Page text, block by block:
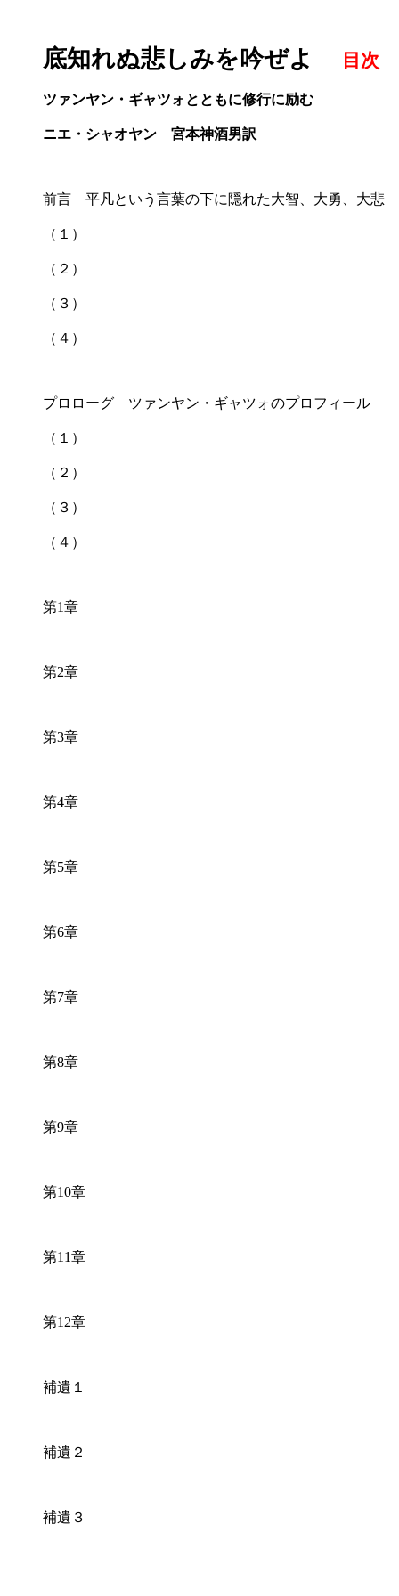
底知れぬ悲しみを吟ぜよ 目次
ツァンヤン・ギャツォとともに修行に励む
ニエ・シャオヤン 宮本神酒男訳
前言 平凡という言葉の下に隠れた大智、大勇、大悲
（１）
（２）
（３）
（４）
プロローグ ツァンヤン・ギャツォのプロフィール
（１）
（２）
（３）
（４）
第1章
第2章
第3章
第4章
第5章
第6章
第7章
第8章
第9章
第10章
第11章
第12章
補遺１
補遺２
補遺３